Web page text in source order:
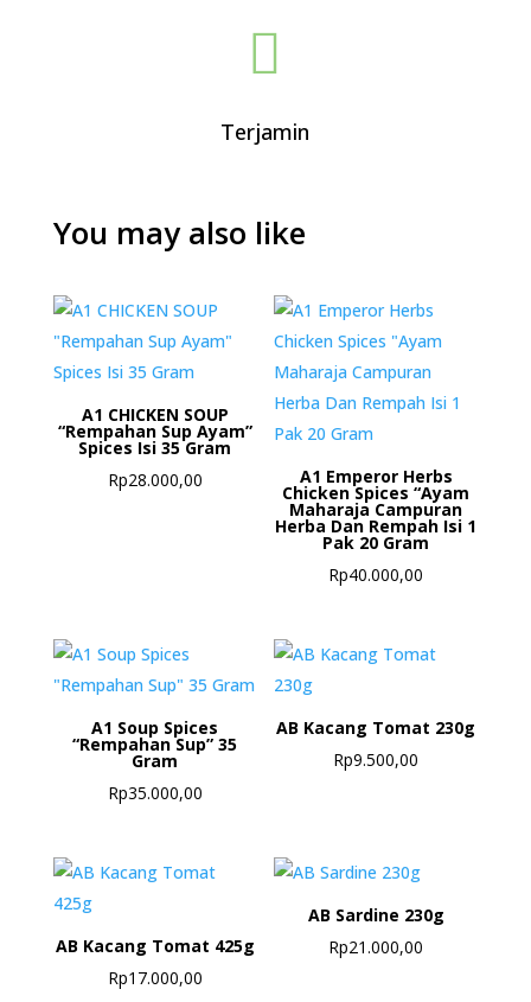

Terjamin
You may also like
A1 CHICKEN SOUP
“Rempahan Sup Ayam”
Spices Isi 35 Gram
Rp28.000,00 A1 Emperor Herbs
Chicken Spices “Ayam
Maharaja Campuran
Herba Dan Rempah Isi 1
Pak 20 Gram
Rp40.000,00
A1 Soup Spices
“Rempahan Sup” 35
Gram
Rp35.000,00
AB Kacang Tomat 230g
Rp9.500,00
AB Kacang Tomat 425g
Rp17.000,00
AB Sardine 230g
Rp21.000,00